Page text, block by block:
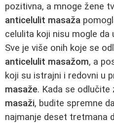
pozitivna, a mnoge žene
anticelulit masaža
celulita koji nisu mogle da
Sve je više onih koje se
anticelulit masažom, a
koji su istrajni i redovni u
masaže. Kada se odlučite
masaži, budite spremne
najmanje deset tretmana